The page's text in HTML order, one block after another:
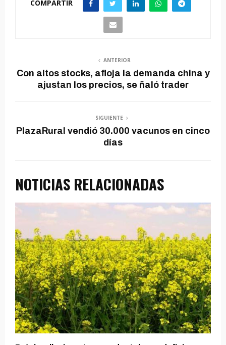
COMPARTIR
ANTERIOR
Con altos stocks, afloja la demanda china y
ajustan los precios, se ñaló trader
SIGUIENTE
PlazaRural vendió 30.000 vacunos en cinco
días
NOTICIAS RELACIONADAS